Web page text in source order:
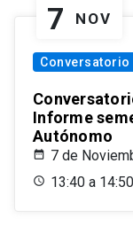
7 NOV
Conversatorio
Informe
Autónomo
7 de
13:40 a 14:50